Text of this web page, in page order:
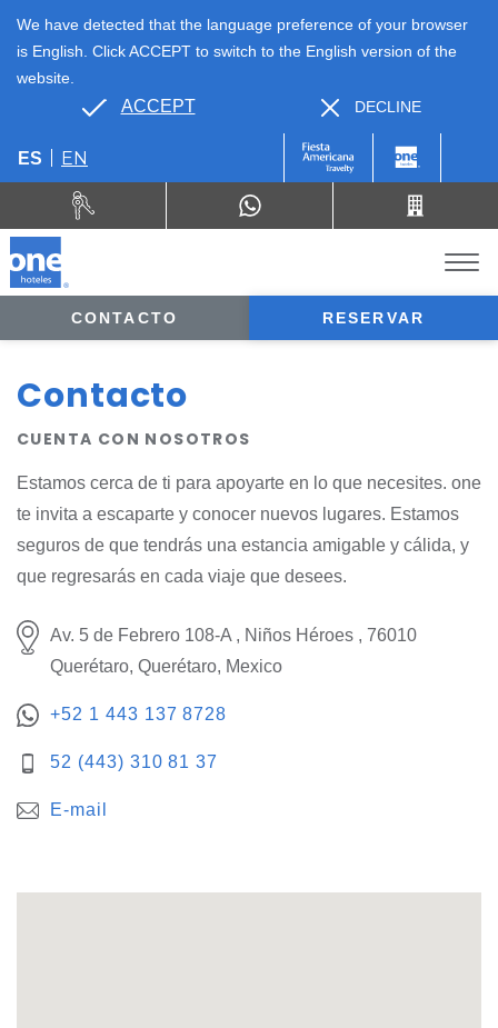
ES EN
CONTACTO RESERVAR
We have detected that the language preference of your browser
is English. Click ACCEPT to switch to the English version of the
website.
ACCEPT DECLINE
Contacto
CUENTA CON NOSOTROS
Estamos cerca de ti para apoyarte en lo que necesites. one
te invita a escaparte y conocer nuevos lugares. Estamos
seguros de que tendrás una estancia amigable y cálida, y
que regresarás en cada viaje que desees.
Av. 5 de Febrero 108-A , Niños Héroes , 76010
Querétaro, Querétaro, Mexico
+52 1 443 137 8728
52 (443) 310 81 37
E-mail